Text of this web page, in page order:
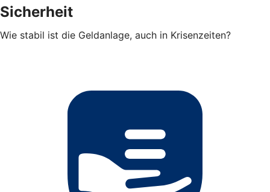
Sicherheit
Wie stabil ist die Geldanlage, auch in Krisenzeiten?